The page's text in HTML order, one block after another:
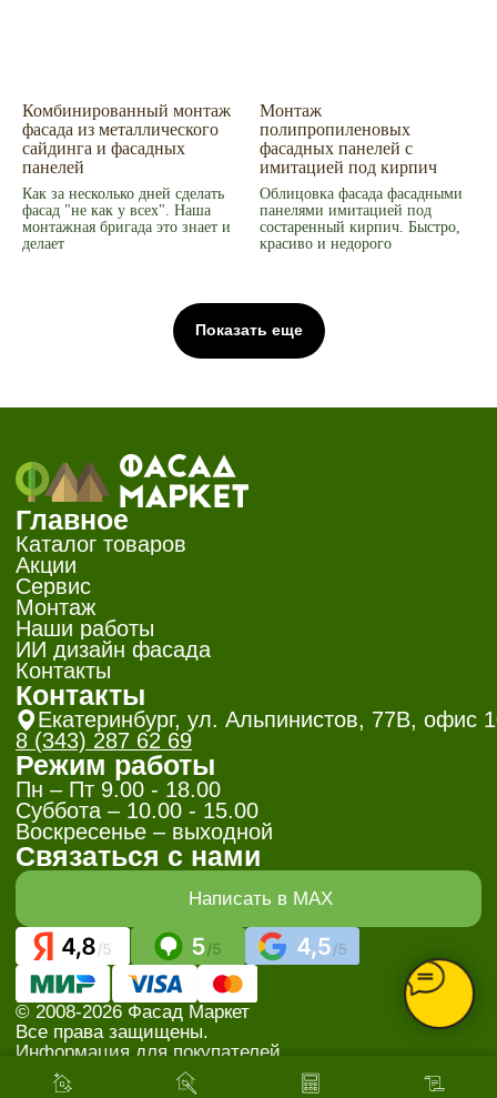
Комбинированный монтаж
фасада из металлического
сайдинга и фасадных
панелей
Как за несколько дней сделать
фасад "не как у всех". Наша
монтажная бригада это знает и
делает
Монтаж
полипропиленовых
фасадных панелей с
имитацией под кирпич
Облицовка фасада фасадными
панелями имитацией под
состаренный кирпич. Быстро,
красиво и недорого
Показать еще